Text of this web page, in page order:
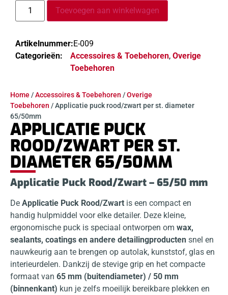
Home /Accessoires & Toebehoren /Overige
Toebehoren / Applicatie puck rood/zwart per st. diameter
65/50mm
APPLICATIE PUCK
ROOD/ZWART PER ST.
DIAMETER 65/50MM
Applicatie Puck Rood/Zwart – 65/50 mm
De Applicatie Puck Rood/Zwart is een compact en
handig hulpmiddel voor elke detailer. Deze kleine,
ergonomische puck is speciaal ontworpen om wax,
sealants, coatings en andere detailingproducten snel en
nauwkeurig aan te brengen op autolak, kunststof, glas en
interieurdelen. Dankzij de stevige grip en het compacte
formaat van 65 mm (buitendiameter) / 50 mm
(binnenkant) kun je zelfs moeilijk bereikbare plekken en
Toevoegen aan winkelwagen
Artikelnummer:E-009
Categorieën:
Accessoires & Toebehoren, Overige
Toebehoren